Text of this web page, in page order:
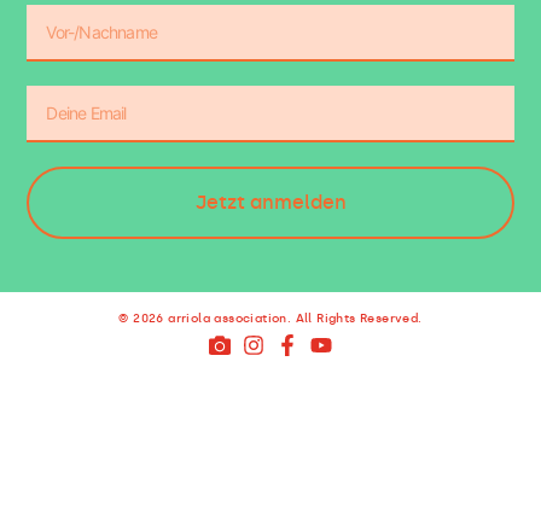
Jetzt anmelden
© 2026 arriola association. All Rights Reserved.